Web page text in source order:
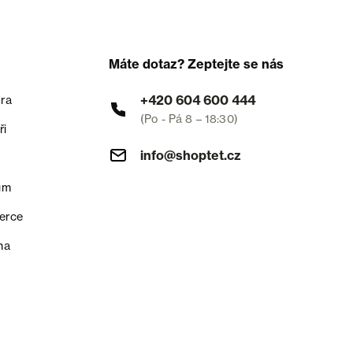
Máte dotaz? Zeptejte se nás
+420 604 600 444
(Po - Pá 8 – 18:30)
info@shoptet.cz